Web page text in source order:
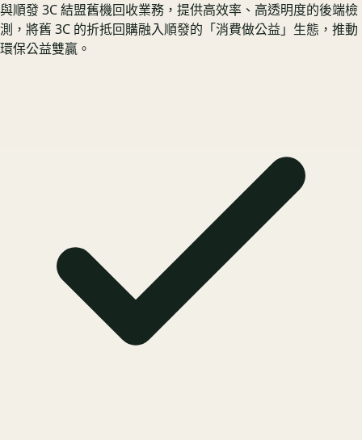
與順發 3C 結盟舊機回收業務，提供高效率、高透明度的後端檢
測，將舊 3C 的折抵回購融入順發的「消費做公益」生態，推動
環保公益雙贏。